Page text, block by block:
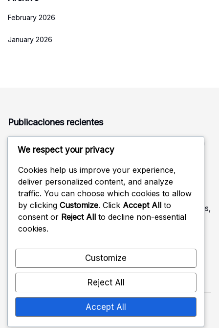
February 2026
January 2026
Publicaciones recientes
Comunicación Post-Juego en la Defensa de Voleibol:
Análisis, Ajustes, Estrategias
Posicionamiento Base para la Defensa en Voleibol:
Preparación, Trabajo de Pies, Equilibrio
Comunicación No Verbal en la Defensa del Voleibol: Gestos,
Señales, Estrategias
Comunicación Durante el Juego en la Defensa de Voleibol:
Copyright 2026 —cioce.es. All rights reserved.
We respect your privacy
Cookies help us improve your experience,
deliver personalized content, and analyze
traffic. You can choose which cookies to allow
by clicking Customize. Click Accept All to
consent or Reject All to decline non-essential
cookies.
Customize
Reject All
Accept All